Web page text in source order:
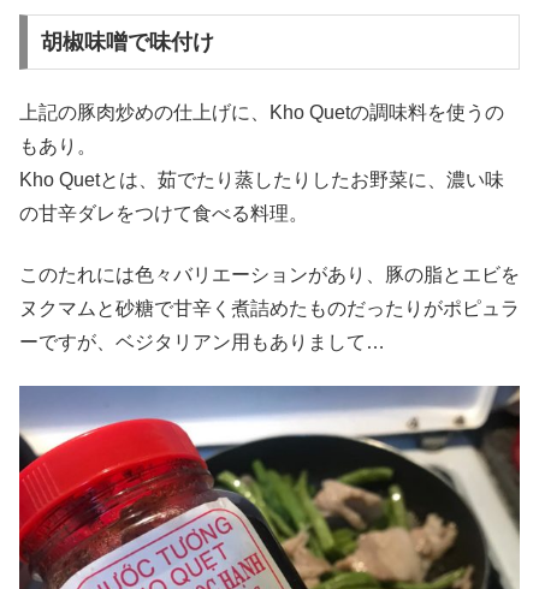
胡椒味噌で味付け
上記の豚肉炒めの仕上げに、Kho Quetの調味料を使うの
もあり。
Kho Quetとは、茹でたり蒸したりしたお野菜に、濃い味
の甘辛ダレをつけて食べる料理。
このたれには色々バリエーションがあり、豚の脂とエビを
ヌクマムと砂糖で甘辛く煮詰めたものだったりがポピュラ
ーですが、ベジタリアン用もありまして…